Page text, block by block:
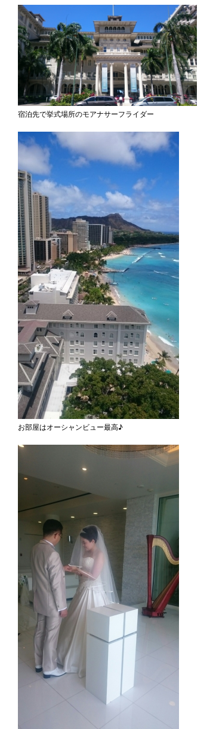
宿泊先で挙式場所のモアナサーフライダー
お部屋はオーシャンビュー最高♪